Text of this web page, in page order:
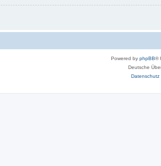
Powered by phpBB®
Deutsche
Datenschutz